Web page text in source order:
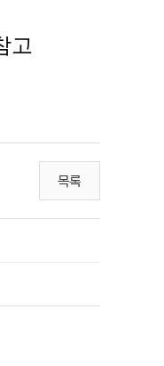
고
목록